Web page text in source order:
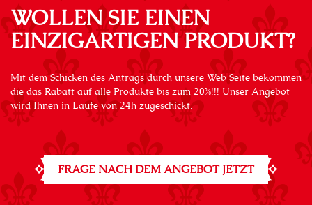
WOLLEN SIE EINEN
EINZIGARTIGEN PRODUKT?
Mit dem Schicken des Antrags durch unsere Web Seite bekommen
die das Rabatt auf alle Produkte bis zum 20%!!! Unser Angebot
wird Ihnen in Laufe von 24h zugeschickt.
FRAGE NACH DEM ANGEBOT JETZT